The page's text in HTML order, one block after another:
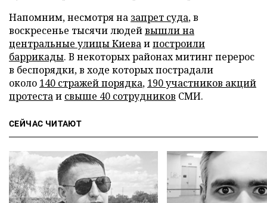
Напомним, несмотря на запрет суда, в
воскресенье тысячи людейвышли на
центральные улицы Киеваипостроили
баррикады. В некоторых районах митинг перерос
в беспорядки, в ходе которых пострадали
около 140 стражей порядка, 190 участников акций
протестаи свыше 40 сотрудников СМИ.
СЕЙЧАС ЧИТАЮТ